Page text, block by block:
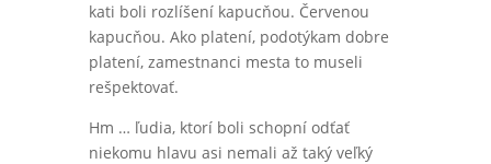
kati boli rozlíšení kapucňou. Červenou
kapucňou. Ako platení, podotýkam dobre
platení, zamestnanci mesta to museli
rešpektovať.
Hm … ľudia, ktorí boli schopní odťať
niekomu hlavu asi nemali až taký veľký